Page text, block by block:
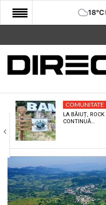
18°C
START
COMUNITATE
CULTURA
ECONOMIE
SANATATE
SPORT
SPECIAL
COMUNITATE
LA BĂIUȚ, ROCK
CONTINUĂ…